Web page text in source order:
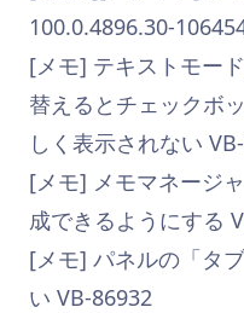
100.0.4896.30-
[メモ] テキストモー
替えるとチェックボ
しく表示されない
[メモ] メモマネージ
成できるようにする
[メモ] パネルの「タ
い VB-86932